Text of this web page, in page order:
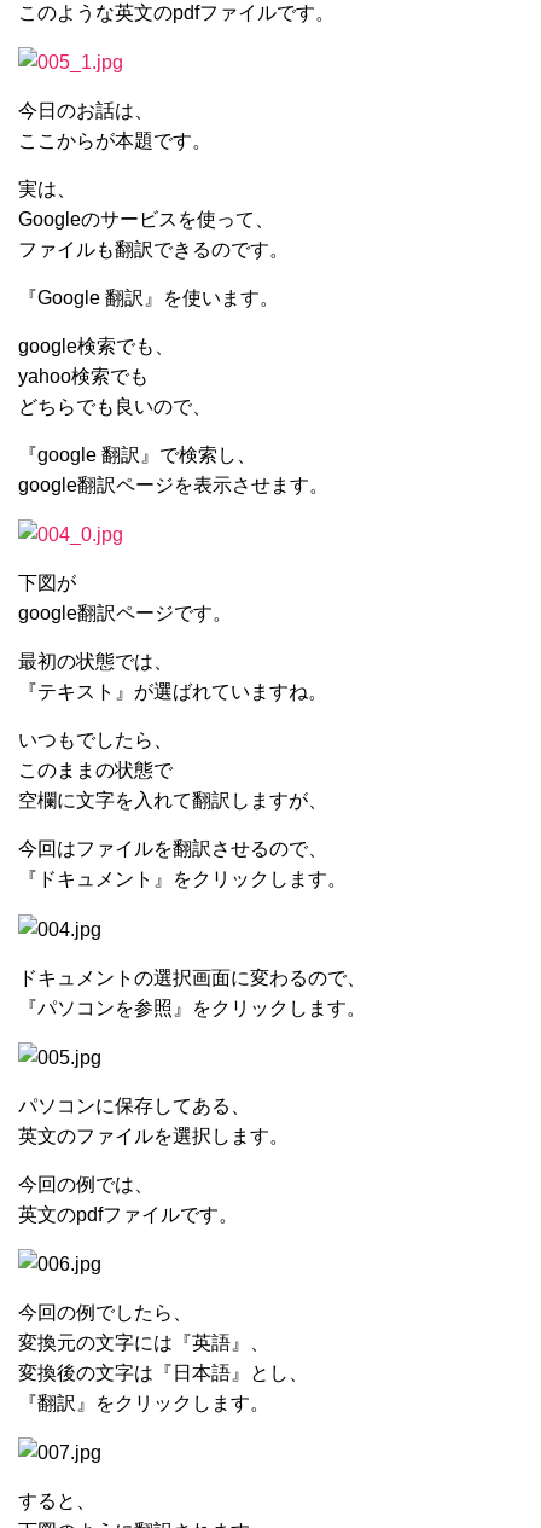
このような英文のpdfファイルです。
今日のお話は、
ここからが本題です。
実は、
Googleのサービスを使って、
ファイルも翻訳できるのです。
『Google 翻訳』を使います。
google検索でも、
yahoo検索でも
どちらでも良いので、
『google 翻訳』で検索し、
google翻訳ページを表示させます。
下図が
google翻訳ページです。
最初の状態では、
『テキスト』が選ばれていますね。
いつもでしたら、
このままの状態で
空欄に文字を入れて翻訳しますが、
今回はファイルを翻訳させるので、
『ドキュメント』をクリックします。
ドキュメントの選択画面に変わるので、
『パソコンを参照』をクリックします。
パソコンに保存してある、
英文のファイルを選択します。
今回の例では、
英文のpdfファイルです。
今回の例でしたら、
変換元の文字には『英語』、
変換後の文字は『日本語』とし、
『翻訳』をクリックします。
すると、